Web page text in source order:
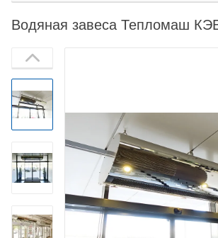
Водяная завеса Тепломаш